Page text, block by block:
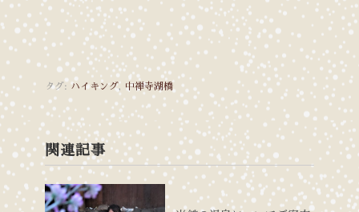
タグ: ハイキング, 中禅寺湖橋
関連記事